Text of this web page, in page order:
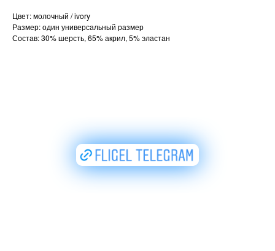
Цвет: молочный / ivory
Размер: один универсальный размер
Состав: 30% шерсть, 65% акрил, 5% эластан